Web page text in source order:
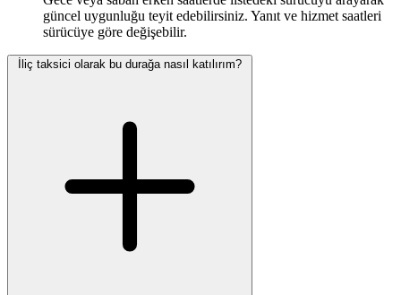
güncel uygunluğu teyit edebilirsiniz. Yanıt ve hizmet saatleri
sürücüye göre değişebilir.
İliç taksici olarak bu durağa nasıl katılırım?